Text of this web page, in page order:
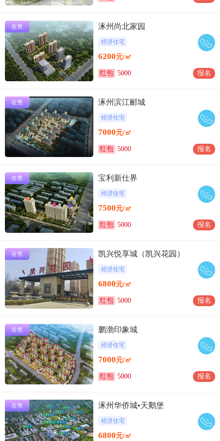
在售 涿州尚北家园
经济住宅
6200元/㎡
红包 5000 报名
在售 涿州滨江郦城
经济住宅
7000元/㎡
红包 5000 报名
在售 宝利新仕界
经济住宅
7500元/㎡
红包 5000 报名
在售 凯兴悦享城（凯兴花园）
经济住宅
6800元/㎡
红包 5000 报名
在售 鹏渤印象城
经济住宅
7000元/㎡
红包 5000 报名
在售 涿州华侨城•天鹅堡
经济住宅
6800元/㎡